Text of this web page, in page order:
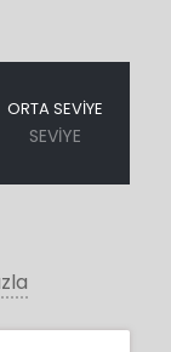
ORTA SEVIYE
SEVIYE